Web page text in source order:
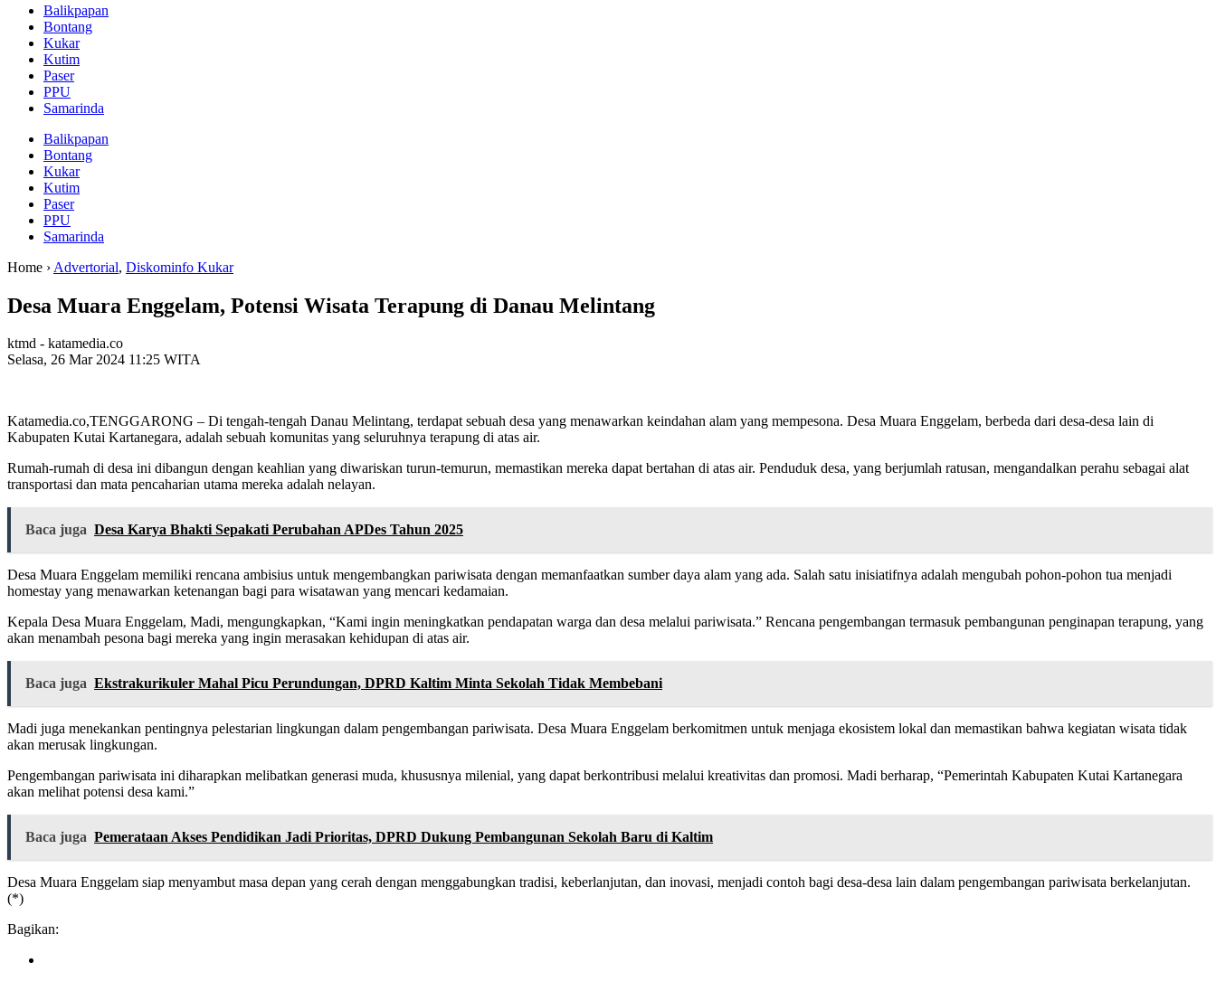
Balikpapan
Bontang
Kukar
Kutim
Paser
PPU
Samarinda
Balikpapan
Bontang
Kukar
Kutim
Paser
PPU
Samarinda
Home › Advertorial, Diskominfo Kukar
Desa Muara Enggelam, Potensi Wisata Terapung di Danau Melintang
ktmd - katamedia.co
Selasa, 26 Mar 2024 11:25 WITA
Katamedia.co,TENGGARONG – Di tengah-tengah Danau Melintang, terdapat sebuah desa yang menawarkan keindahan alam yang mempesona. Desa Muara Enggelam, berbeda dari desa-desa lain di
Kabupaten Kutai Kartanegara, adalah sebuah komunitas yang seluruhnya terapung di atas air.
Rumah-rumah di desa ini dibangun dengan keahlian yang diwariskan turun-temurun, memastikan mereka dapat bertahan di atas air. Penduduk desa, yang berjumlah ratusan, mengandalkan perahu sebagai alat
transportasi dan mata pencaharian utama mereka adalah nelayan.
Baca juga Desa Karya Bhakti Sepakati Perubahan APDes Tahun 2025
Desa Muara Enggelam memiliki rencana ambisius untuk mengembangkan pariwisata dengan memanfaatkan sumber daya alam yang ada. Salah satu inisiatifnya adalah mengubah pohon-pohon tua menjadi
homestay yang menawarkan ketenangan bagi para wisatawan yang mencari kedamaian.
Kepala Desa Muara Enggelam, Madi, mengungkapkan, “Kami ingin meningkatkan pendapatan warga dan desa melalui pariwisata.” Rencana pengembangan termasuk pembangunan penginapan terapung, yang
akan menambah pesona bagi mereka yang ingin merasakan kehidupan di atas air.
Baca juga Ekstrakurikuler Mahal Picu Perundungan, DPRD Kaltim Minta Sekolah Tidak Membebani
Madi juga menekankan pentingnya pelestarian lingkungan dalam pengembangan pariwisata. Desa Muara Enggelam berkomitmen untuk menjaga ekosistem lokal dan memastikan bahwa kegiatan wisata tidak
akan merusak lingkungan.
Pengembangan pariwisata ini diharapkan melibatkan generasi muda, khususnya milenial, yang dapat berkontribusi melalui kreativitas dan promosi. Madi berharap, “Pemerintah Kabupaten Kutai Kartanegara
akan melihat potensi desa kami.”
Baca juga Pemerataan Akses Pendidikan Jadi Prioritas, DPRD Dukung Pembangunan Sekolah Baru di Kaltim
Desa Muara Enggelam siap menyambut masa depan yang cerah dengan menggabungkan tradisi, keberlanjutan, dan inovasi, menjadi contoh bagi desa-desa lain dalam pengembangan pariwisata berkelanjutan.
(*)
Bagikan: